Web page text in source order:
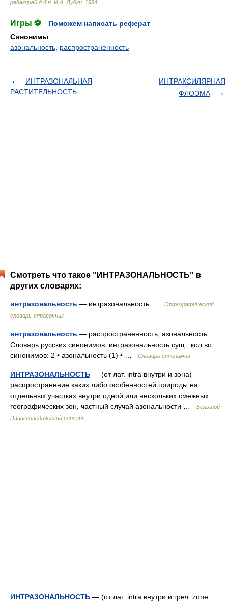
редакцией д.б.н. И.А. Дудки 1984
Игры ⚽
Поможем написать реферат
Синонимы:
азональность распространенность
ИНТРАЗОНАЛЬНАЯ
РАСТИТЕЛЬНОСТЬ
ИНТРАКСИЛЯРНАЯ
ФЛОЭМА
Смотреть что такое "ИНТРАЗОНАЛЬНОСТЬ" в
других словарях:
интразональность — интразональность …
Орфографический
словарь-справочник
интразональность — распространенность, азональность
Словарь русских синонимов. интразональность сущ., кол во
синонимов: 2 • азональность (1) • …
Словарь синонимов
ИНТРАЗОНАЛЬНОСТЬ — (от лат. intra внутри и зона)
распространение каких либо особенностей природы на
отдельных участках внутри одной или нескольких смежных
географических зон, частный случай азональности …
Большой
Энциклопедический словарь
ИНТРАЗОНАЛЬНОСТЬ — (от лат. intra внутри и греч. zone